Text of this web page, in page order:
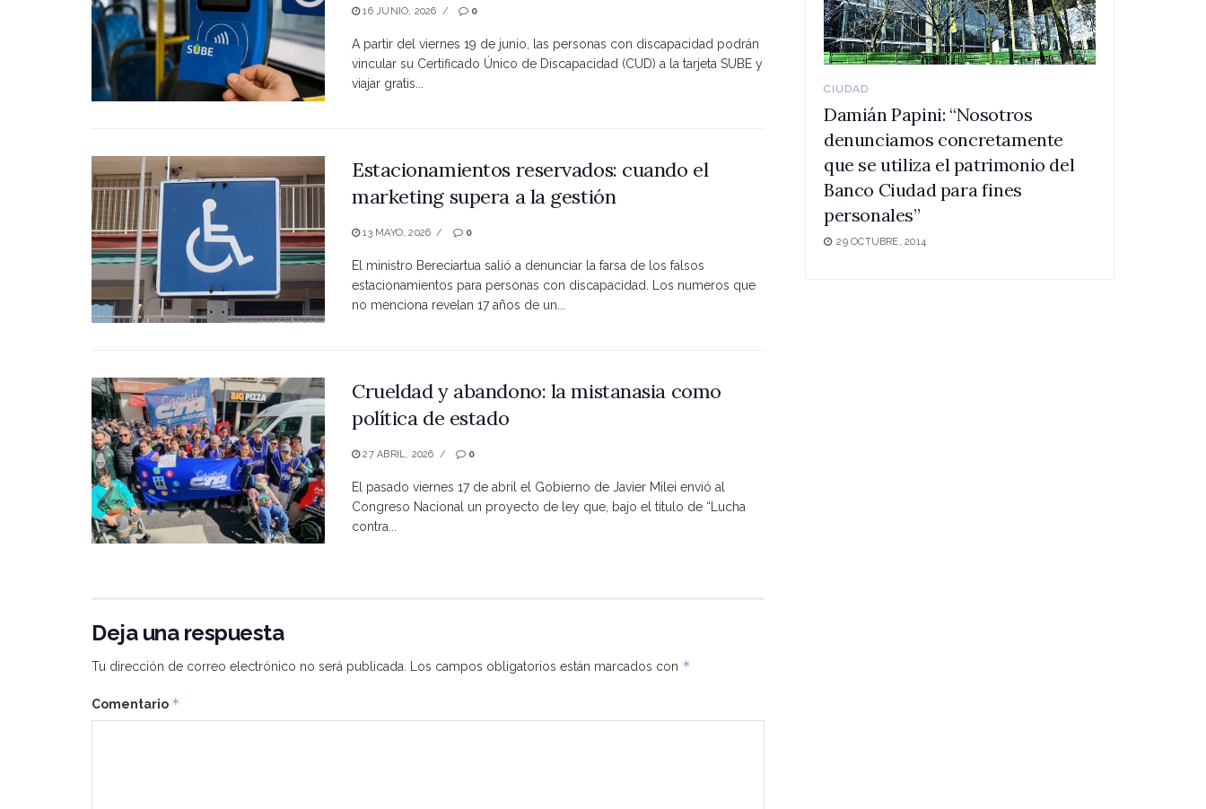
16 JUNIO, 2026 0
A partir del viernes 19 de junio, las personas con discapacidad podrán
vincular su Certificado Único de Discapacidad (CUD) a la tarjeta SUBE y
viajar gratis...
Estacionamientos reservados: cuando el
marketing supera a la gestión
13 MAYO, 2026 0
El ministro Bereciartua salió a denunciar la farsa de los falsos
estacionamientos para personas con discapacidad. Los numeros que
no menciona revelan 17 años de un...
Crueldad y abandono: la mistanasia como
política de estado
27 ABRIL, 2026 0
El pasado viernes 17 de abril el Gobierno de Javier Milei envió al
Congreso Nacional un proyecto de ley que, bajo el título de “Lucha
contra...
Deja una respuesta
Tu dirección de correo electrónico no será publicada. Los campos obligatorios están marcados con *
Comentario *
CIUDAD
Damián Papini: “Nosotros
denunciamos concretamente
que se utiliza el patrimonio del
Banco Ciudad para fines
personales”
29 OCTUBRE, 2014